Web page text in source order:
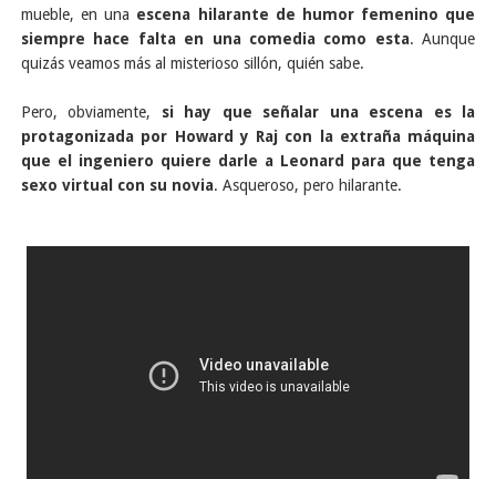
mueble, en una escena hilarante de humor femenino que
siempre hace falta en una comedia como esta. Aunque
quizás veamos más al misterioso sillón, quién sabe.
Pero, obviamente, si hay que señalar una escena es la
protagonizada por Howard y Raj con la extraña máquina
que el ingeniero quiere darle a Leonard para que tenga
sexo virtual con su novia. Asqueroso, pero hilarante.